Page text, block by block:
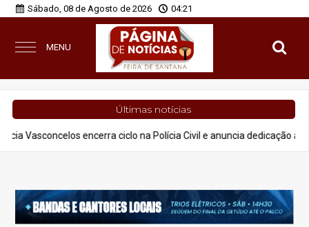
Sábado, 08 de Agosto de 2026 04:21
MENU
Últimas notícias
encerra ciclo na Polícia Civil e anuncia dedicação à advocacia e